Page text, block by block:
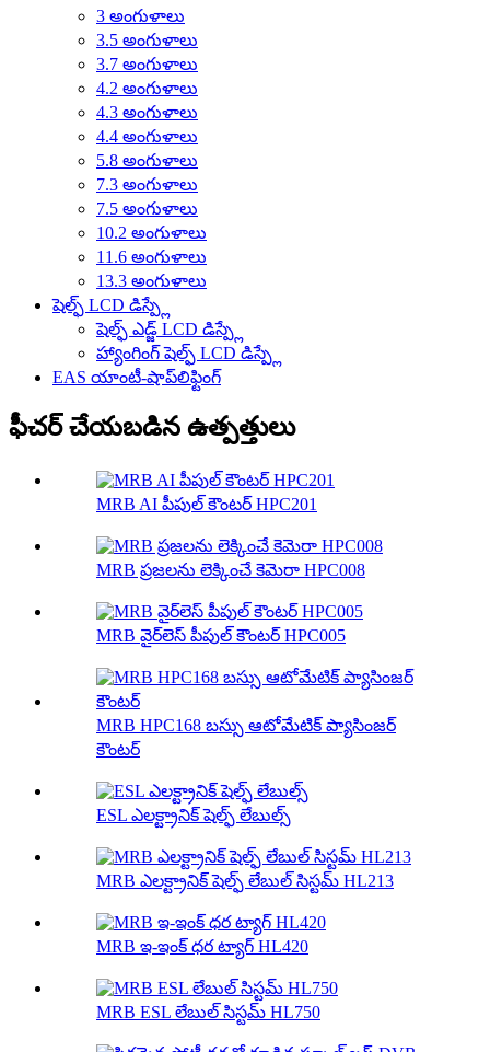
3 అంగుళాలు
3.5 అంగుళాలు
3.7 అంగుళాలు
4.2 అంగుళాలు
4.3 అంగుళాలు
4.4 అంగుళాలు
5.8 అంగుళాలు
7.3 అంగుళాలు
7.5 అంగుళాలు
10.2 అంగుళాలు
11.6 అంగుళాలు
13.3 అంగుళాలు
షెల్ఫ్ LCD డిస్ప్లే
షెల్ఫ్ ఎడ్జ్ LCD డిస్ప్లే
హ్యాంగింగ్ షెల్ఫ్ LCD డిస్ప్లే
EAS యాంటీ-షాప్‌లిఫ్టింగ్
ఫీచర్ చేయబడిన ఉత్పత్తులు
MRB AI పీపుల్ కౌంటర్ HPC201
MRB ప్రజలను లెక్కించే కెమెరా HPC008
MRB వైర్‌లెస్ పీపుల్ కౌంటర్ HPC005
MRB HPC168 బస్సు ఆటోమేటిక్ ప్యాసింజర్
కౌంటర్
ESL ఎలక్ట్రానిక్ షెల్ఫ్ లేబుల్స్
MRB ఎలక్ట్రానిక్ షెల్ఫ్ లేబుల్ సిస్టమ్ HL213
MRB ఇ-ఇంక్ ధర ట్యాగ్ HL420
MRB ESL లేబుల్ సిస్టమ్ HL750